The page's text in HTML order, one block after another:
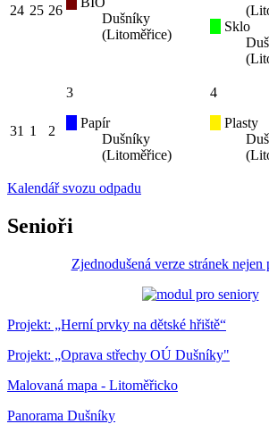
24 25 26
Dušníky
(Litoměřice)
Sklo
31 1 2
3
Papír
Dušníky
(Litoměřice)
4
Plasty
Kalendář svozu odpadu
Senioři
Zjednodušená verze stránek nejen
Projekt: „Herní prvky na dětské hřiště“
Projekt: „Oprava střechy OÚ Dušníky"
Malovaná mapa - Litoměřicko
Panorama Dušníky